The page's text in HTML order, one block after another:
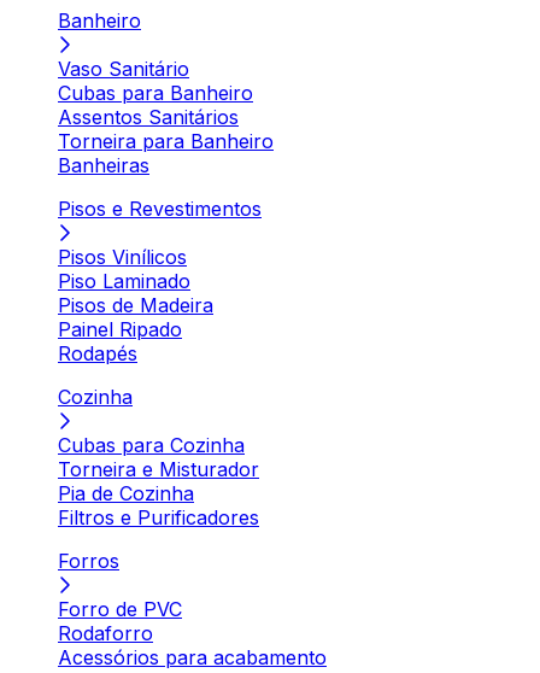
Banheiro
Vaso Sanitário
Cubas para Banheiro
Assentos Sanitários
Torneira para Banheiro
Banheiras
Pisos e Revestimentos
Pisos Vinílicos
Piso Laminado
Pisos de Madeira
Painel Ripado
Rodapés
Cozinha
Cubas para Cozinha
Torneira e Misturador
Pia de Cozinha
Filtros e Purificadores
Forros
Forro de PVC
Rodaforro
Acessórios para acabamento